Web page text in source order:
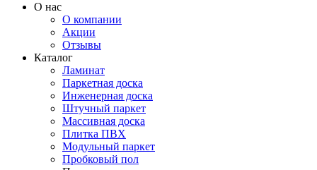
О нас
О компании
Акции
Отзывы
Каталог
Ламинат
Паркетная доска
Инженерная доска
Штучный паркет
Массивная доска
Плитка ПВХ
Модульный паркет
Пробковый пол